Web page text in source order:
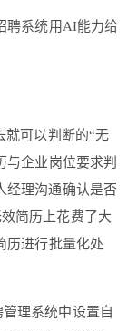
聘系统用AI能力给
就可以判断的“无
与企业岗位要求判
经理沟通确认是否
简历上花费了大
历进行批量化处
理系统中设置自